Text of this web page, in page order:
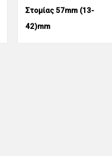
Στομίας 57mm (13-
42)mm